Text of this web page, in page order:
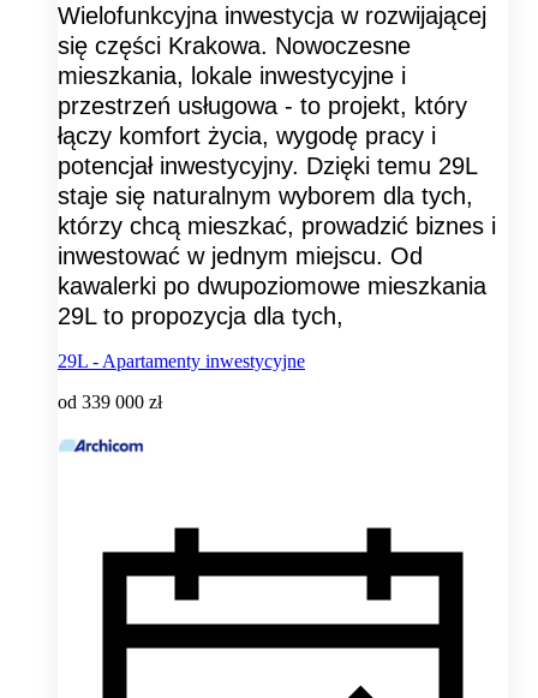
Wielofunkcyjna inwestycja w rozwijającej
się części Krakowa. Nowoczesne
mieszkania, lokale inwestycyjne i
przestrzeń usługowa - to projekt, który
łączy komfort życia, wygodę pracy i
potencjał inwestycyjny. Dzięki temu 29L
staje się naturalnym wyborem dla tych,
którzy chcą mieszkać, prowadzić biznes i
inwestować w jednym miejscu. Od
kawalerki po dwupoziomowe mieszkania
29L to propozycja dla tych,
29L - Apartamenty inwestycyjne
od 339 000 zł